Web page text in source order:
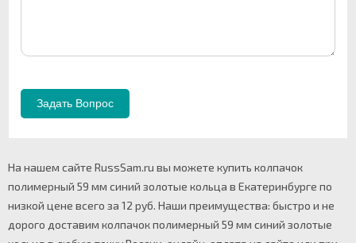
На нашем сайте RussSam.ru вы можете купить колпачок
полимерный 59 мм синий золотые кольца в Екатеринбурге по
низкой цене всего за 12 руб. Наши преимущества: быстро и не
дорого доставим колпачок полимерный 59 мм синий золотые